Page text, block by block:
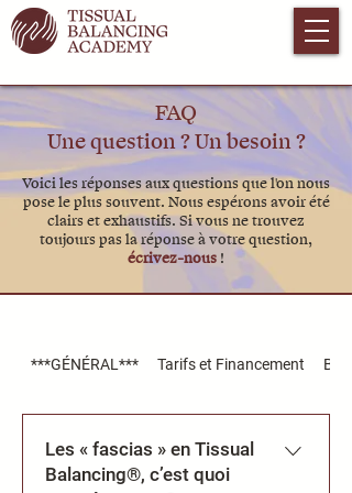
FAQ
Une question ? Un besoin ?
Voici les réponses aux questions que l'on nous
pose le plus souvent. Nous espérons avoir été
clairs et exhaustifs. Si vous ne trouvez
toujours pas la réponse à votre question,
écrivez-nous !
***GÉNÉRAL*** Tarifs et Financement
Les « fascias » en Tissual
Balancing®, c’est quoi